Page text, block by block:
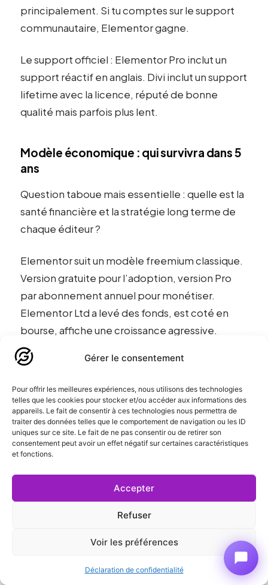
Gérer le consentement
Pour offrir les meilleures expériences, nous utilisons des technologies
telles que les cookies pour stocker et/ou accéder aux informations des
appareils. Le fait de consentir à ces technologies nous permettra de
traiter des données telles que le comportement de navigation ou les ID
uniques sur ce site. Le fait de ne pas consentir ou de retirer son
consentement peut avoir un effet négatif sur certaines caractéristiques
et fonctions.
Accepter
Refuser
Voir les préférences
Déclaration de confidentialité
principalement. Si tu comptes sur le support
communautaire, Elementor gagne.
Le support officiel : Elementor Pro inclut un
support réactif en anglais. Divi inclut un support
lifetime avec la licence, réputé de bonne
qualité mais parfois plus lent.
Modèle économique : qui survivra dans 5
ans
Question taboue mais essentielle : quelle est la
santé financière et la stratégie long terme de
chaque éditeur ?
Elementor suit un modèle freemium classique.
Version gratuite pour l’adoption, version Pro
par abonnement annuel pour monétiser.
Elementor Ltd a levé des fonds, est coté en
bourse, affiche une croissance agressive.
Pression sur la rentabilité et l’ARPU. Risque :
monétisation croissante, hausse des prix,
Divi appartient à Elegant Themes, entreprise
bootstrapée profitable depuis 2008. Modèle
économique unique : licence lifetime à 249$ ou
clients prennent le lifetime. Pression financière
moindre, stratégie long terme plus stable.
possession : Elementor Pro coûte 59$/an/site
(licence Essential). Sur 5 ans : 295$. Divi : 249$